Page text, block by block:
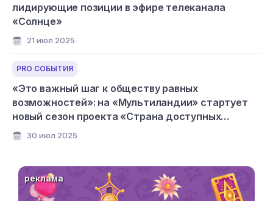
лидирующие позиции в эфире телеканала
«Солнце»
21 июл 2025
PRO СОБЫТИЯ
«Это важный шаг к обществу равных
возможностей»: на «Мультиландии» стартует
новый сезон проекта «Страна доступных
мультфильмов»
30 июл 2025
реклама